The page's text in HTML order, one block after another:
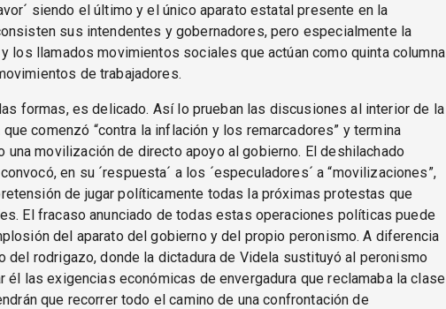
siendo el último y el único aparato estatal presente en la
sus intendentes y gobernadores, pero especialmente la
los llamados movimientos sociales que actúan como quinta columna
de trabajadores.
formas, es delicado. Así lo prueban las discusiones al interior de la
que comenzó “contra la inflación y los remarcadores” y termina
una movilización de directo apoyo al gobierno. El deshilachado
en su ´respuesta´ a los ´especuladores´ a “movilizaciones”,
de jugar políticamente todas la próximas protestas que
El fracaso anunciado de todas estas operaciones políticas puede
del aparato del gobierno y del propio peronismo. A diferencia
del rodrigazo, donde la dictadura de Videla sustituyó al peronismo
él las exigencias económicas de envergadura que reclamaba la clase
que recorrer todo el camino de una confrontación de